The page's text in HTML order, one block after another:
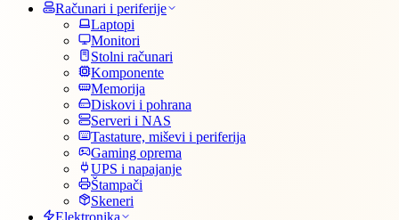
Računari i periferije
Laptopi
Monitori
Stolni računari
Komponente
Memorija
Diskovi i pohrana
Serveri i NAS
Tastature, miševi i periferija
Gaming oprema
UPS i napajanje
Štampači
Skeneri
Elektronika